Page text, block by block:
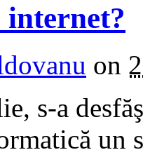
internet?
on
s-a
un